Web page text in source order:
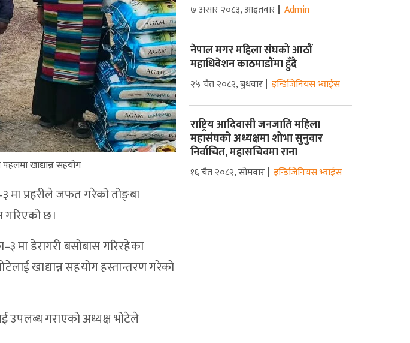
खाद्यान्न सहयोग
मा प्रहरीले जफत गरेको तोङ्बा
गरिएको छ।
मा डेरागरी बसोबास गरिरहेका
खाद्यान्न सहयोग हस्तान्तरण गरेको
उपलब्ध गराएको अध्यक्ष भोटेले
७ असार २०८३, आइतवार Admin
नेपाल मगर महिला संघको आठौं
महाधिवेशन काठमाडौंमा हुँदै
२५ चैत २०८२, बुधवार इन्डिजिनियस भ्वाईस
राष्ट्रिय आदिवासी जनजाति महिला
महासंघको अध्यक्षमा शोभा सुनुवार
निर्वाचित, महासचिवमा राना
१६ चैत २०८२, सोमवार इन्डिजिनियस भ्वाईस